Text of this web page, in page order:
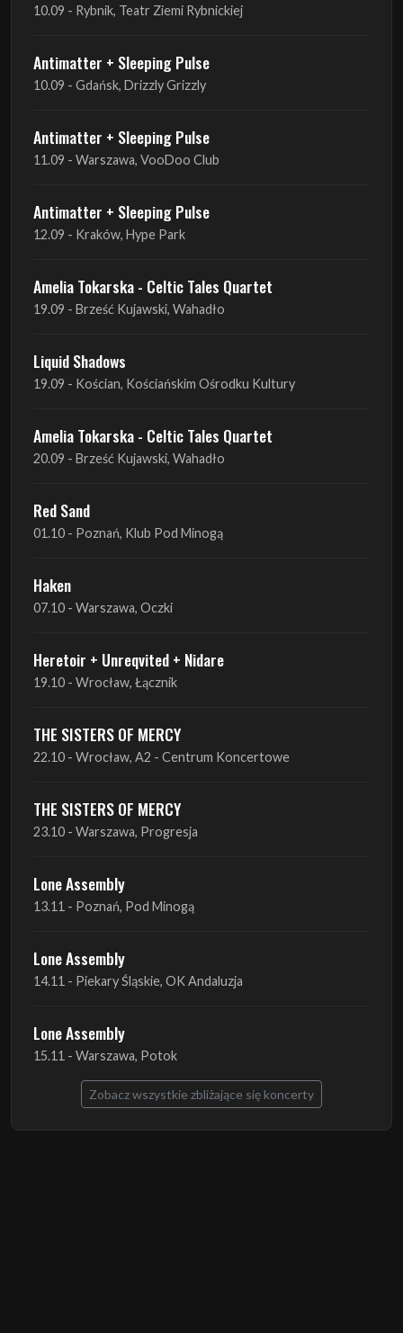
10.09 - Rybnik, Teatr Ziemi Rybnickiej
Antimatter + Sleeping Pulse
10.09 - Gdańsk, Drizzly Grizzly
Antimatter + Sleeping Pulse
11.09 - Warszawa, VooDoo Club
Antimatter + Sleeping Pulse
12.09 - Kraków, Hype Park
Amelia Tokarska - Celtic Tales Quartet
19.09 - Brześć Kujawski, Wahadło
Liquid Shadows
19.09 - Kościan, Kościańskim Ośrodku Kultury
Amelia Tokarska - Celtic Tales Quartet
20.09 - Brześć Kujawski, Wahadło
Red Sand
01.10 - Poznań, Klub Pod Minogą
Haken
07.10 - Warszawa, Oczki
Heretoir + Unreqvited + Nidare
19.10 - Wrocław, Łącznik
THE SISTERS OF MERCY
22.10 - Wrocław, A2 - Centrum Koncertowe
THE SISTERS OF MERCY
23.10 - Warszawa, Progresja
Lone Assembly
13.11 - Poznań, Pod Minogą
Lone Assembly
14.11 - Piekary Śląskie, OK Andaluzja
Lone Assembly
15.11 - Warszawa, Potok
Zobacz wszystkie zbliżające się koncerty